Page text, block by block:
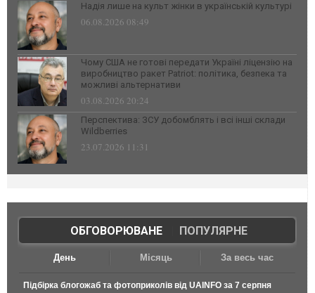
Надія лише на культ жінки в українській культурі
06.08.2026 08:49
Чому США не готові передати Україні ліцензію на
виробництво ракет Patriot: політика, безпека та
можливі альтернативи
03.08.2026 20:24
Перспектива: ЗСУ добомблять і всі інші склади
Wildberries
23.07.2026 11:31
ОБГОВОРЮВАНЕ| ПОПУЛЯРНЕ
День Місяць За весь час
Підбірка блогожаб та фотоприколів від UAINFO за 7 серпня